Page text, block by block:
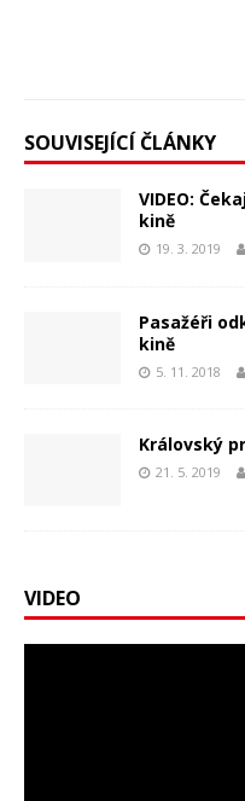
SOUVISEJÍCÍ ČLÁNKY
VIDEO:
kině
19. 3. 2019
Pasažéři
kině
5. 11. 2018
Královský
21. 5. 2019
VIDEO